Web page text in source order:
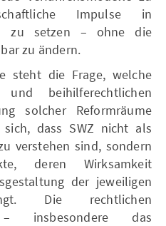
Impulse in
zu setzen – ohne die
zu ändern.
steht die Frage, welche
beihilferechtlichen
solcher Reformräume
dass SWZ nicht als
verstehen sind, sondern
deren Wirksamkeit
der jeweiligen
Die rechtlichen
– insbesondere das